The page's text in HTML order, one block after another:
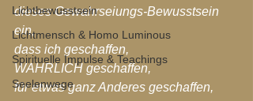
Lichtbewusstsein
Lichtmensch & Homo Luminous
Spirituelle Impulse & Teachings
Seelenwege
dieses Gewahrseiungs-Bewusstsein
ein,
dass ich geschaffen,
WAHRLICH geschaffen,
für etwas ganz Anderes geschaffen,